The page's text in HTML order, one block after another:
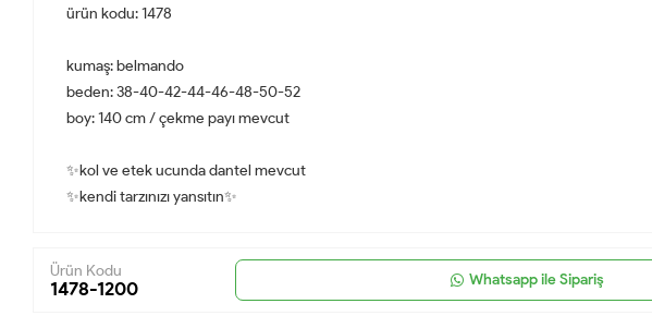
ürün kodu: 1478
kumaş: belmando
beden: 38-40-42-44-46-48-50-52
boy: 140 cm / çekme payı mevcut
✨kol ve etek ucunda dantel mevcut
✨kendi tarzınızı yansıtın✨
Ürün Kodu
1478-1200 Whatsapp ile Sipariş